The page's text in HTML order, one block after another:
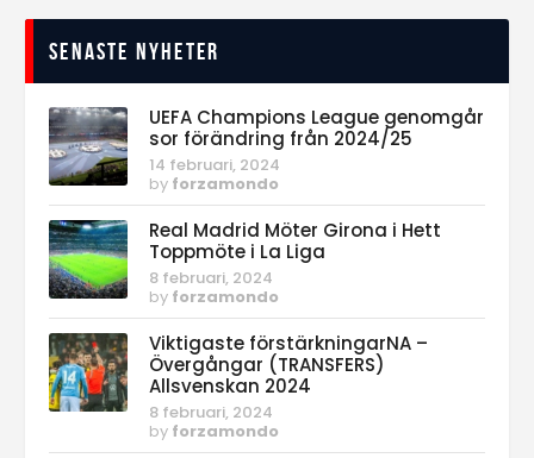
Senaste nyheter
UEFA Champions League genomgår
sor förändring från 2024/25
14 februari, 2024
by forzamondo
Real Madrid Möter Girona i Hett
Toppmöte i La Liga
8 februari, 2024
by forzamondo
Viktigaste förstärkningarNA –
Övergångar (TRANSFERS)
Allsvenskan 2024
8 februari, 2024
by forzamondo